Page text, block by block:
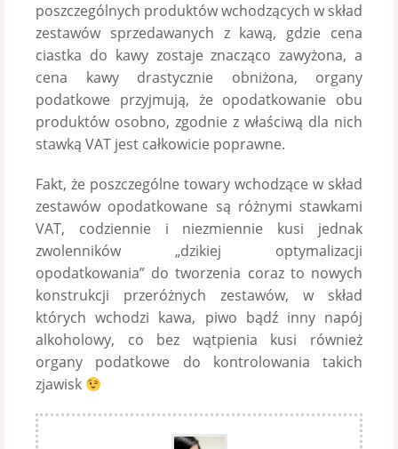
poszczególnych produktów wchodzących w skład
zestawów sprzedawanych z kawą, gdzie cena
ciastka do kawy zostaje znacząco zawyżona, a
cena kawy drastycznie obniżona, organy
podatkowe przyjmują, że opodatkowanie obu
produktów osobno, zgodnie z właściwą dla nich
stawką VAT jest całkowicie poprawne.
Fakt, że poszczególne towary wchodzące w skład
zestawów opodatkowane są różnymi stawkami
VAT, codziennie i niezmiennie kusi jednak
zwolenników „dzikiej optymalizacji
opodatkowania” do tworzenia coraz to nowych
konstrukcji przeróżnych zestawów, w skład
których wchodzi kawa, piwo bądź inny napój
alkoholowy, co bez wątpienia kusi również
organy podatkowe do kontrolowania takich
zjawisk